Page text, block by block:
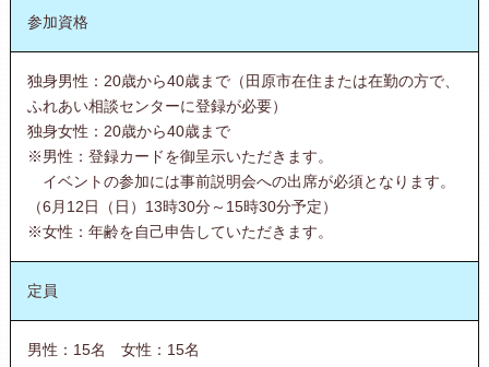
参加資格
独身男性：20歳から40歳まで（田原市在住または在勤の方で、
ふれあい相談センターに登録が必要）
独身女性：20歳から40歳まで
※男性：登録カードを御呈示いただきます。
イベントの参加には事前説明会への出席が必須となります。
（6月12日（日）13時30分～15時30分予定）
※女性：年齢を自己申告していただきます。
定員
男性：15名 女性：15名